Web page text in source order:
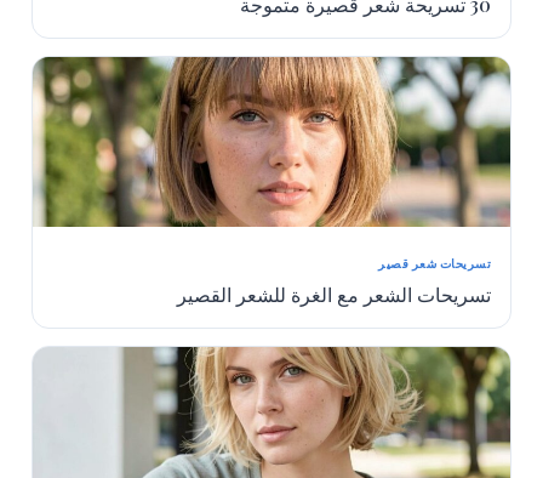
تسريحات شعر قصير
تسريحات الشعر مع الغرة للشعر القصير